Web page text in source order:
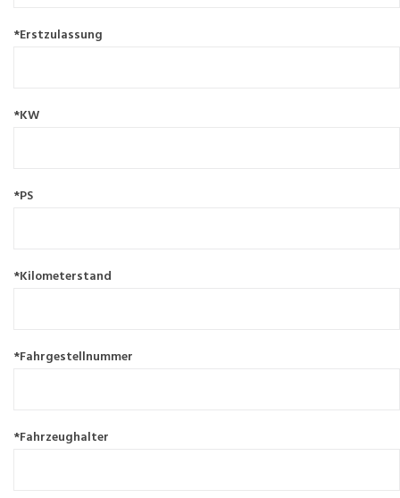
*Erstzulassung
*KW
*PS
*Kilometerstand
*Fahrgestellnummer
*Fahrzeughalter